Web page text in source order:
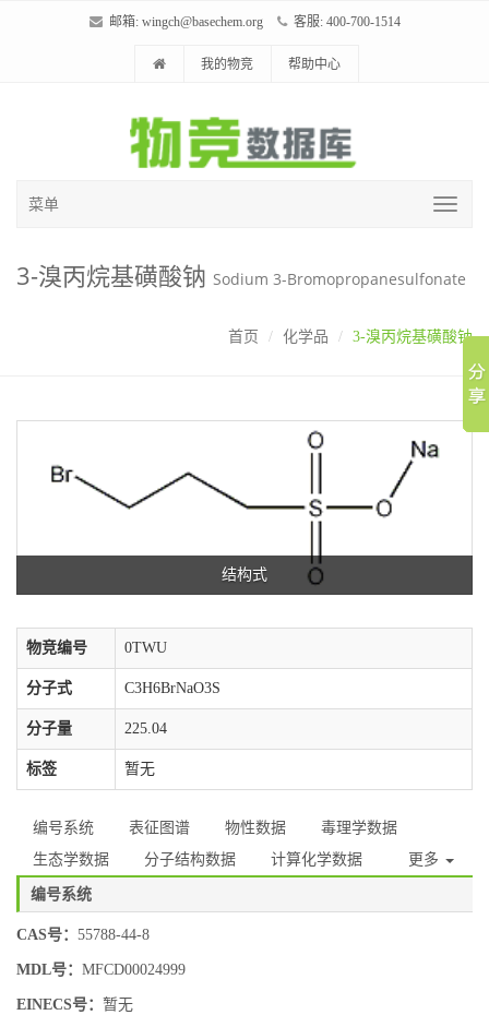
邮箱: wingch@basechem.org 客服: 400-700-1514
我的物竞 帮助中心
菜单
3-溴丙烷基磺酸钠 Sodium 3-Bromopropanesulfonate
首页 化学品 3-溴丙烷基磺酸钠
结构式
物竞编号 0TWU
分子式 C3H6BrNaO3S
分子量 225.04
标签 暂无
编号系统 表征图谱 物性数据
毒理学数据
生态学数据
分子结构数据 计算化学数据 更多
编号系统
CAS号： 55788-44-8
MDL号： MFCD00024999
EINECS号： 暂无